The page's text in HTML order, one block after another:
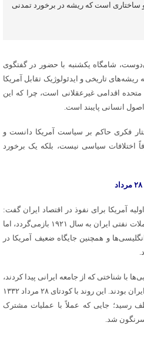
ساختاری است که ریشه در برخورد تمدنی
شامگاه یکشنبه با حضور در گفتگوی
تاریخی و ایدئولوژیک تقابل آمریکا
متحده اقدامی غیرعقلانی است، چرا که این
انسانی پایبند است.
فکری حاکم بر سیاست آمریکا دانست و
اختلافات سیاسی نیست، بلکه یک برخورد
آمریکا برای نفوذ در اقتصاد ایران گفت:
نخستین تلاش آمریکا برای ورود به تعاملات نفتی ایران به سال ۱۹۲۱ بازمی‌گردد، اما
و همچنین جایگاه ضعیف آمریکا در
با شناختی که از جامعه ایرانی پیدا کردند،
به‌تدریج به‌دنبال تقویت حضور خود در ایران بودند. این روند با کودتای ۲۸ مرداد ۱۳۳۲
رسید؛ جایی که عملاً با عملیات مشترک
سرنگون شد.